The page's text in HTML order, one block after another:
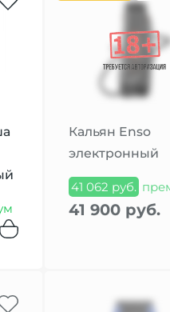
Кальян Enso
электронный
41 062 руб.
41 900 руб.